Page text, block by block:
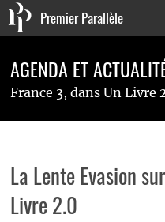
Premier Parallèle
Collection Carnets
Collection Poche
AGENDA ET
France 3, dans Un Livre
La Lente Evasion
Livre 2.0